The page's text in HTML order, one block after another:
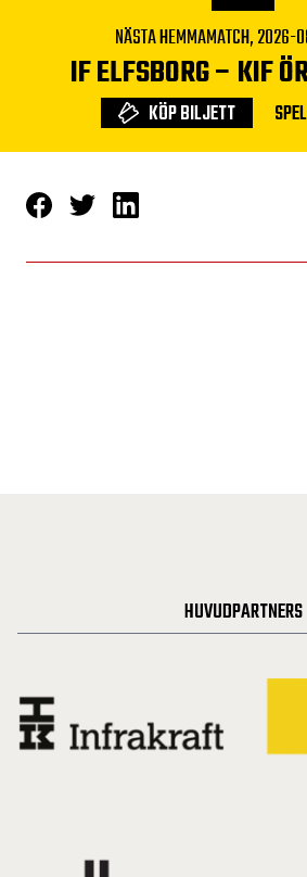
NÄSTA HEMMAMATCH,2026-
IF ELFSBORG– KIF
KÖP BILJETT
HUVUDPARTNERS